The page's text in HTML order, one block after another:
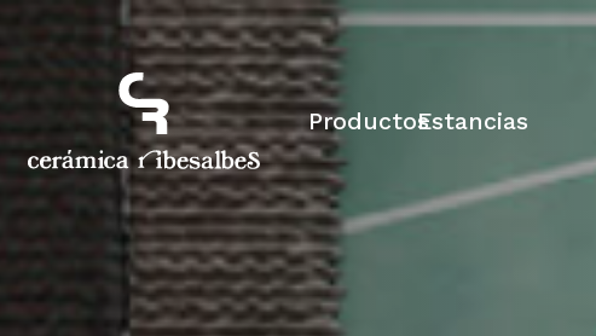
ProductosEstancias